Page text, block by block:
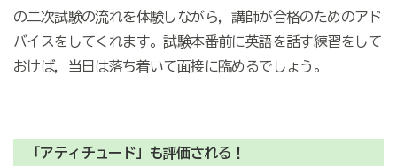
の二次試験の流れを体験しながら，講師が合格のためのアド
バイスをしてくれます。試験本番前に英語を話す練習をして
おけば，当日は落ち着いて面接に臨めるでしょう。
「アティチュード」も評価される！